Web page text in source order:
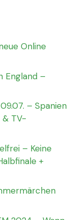
Online
England –
– Spanien
& TV-
– Keine
+